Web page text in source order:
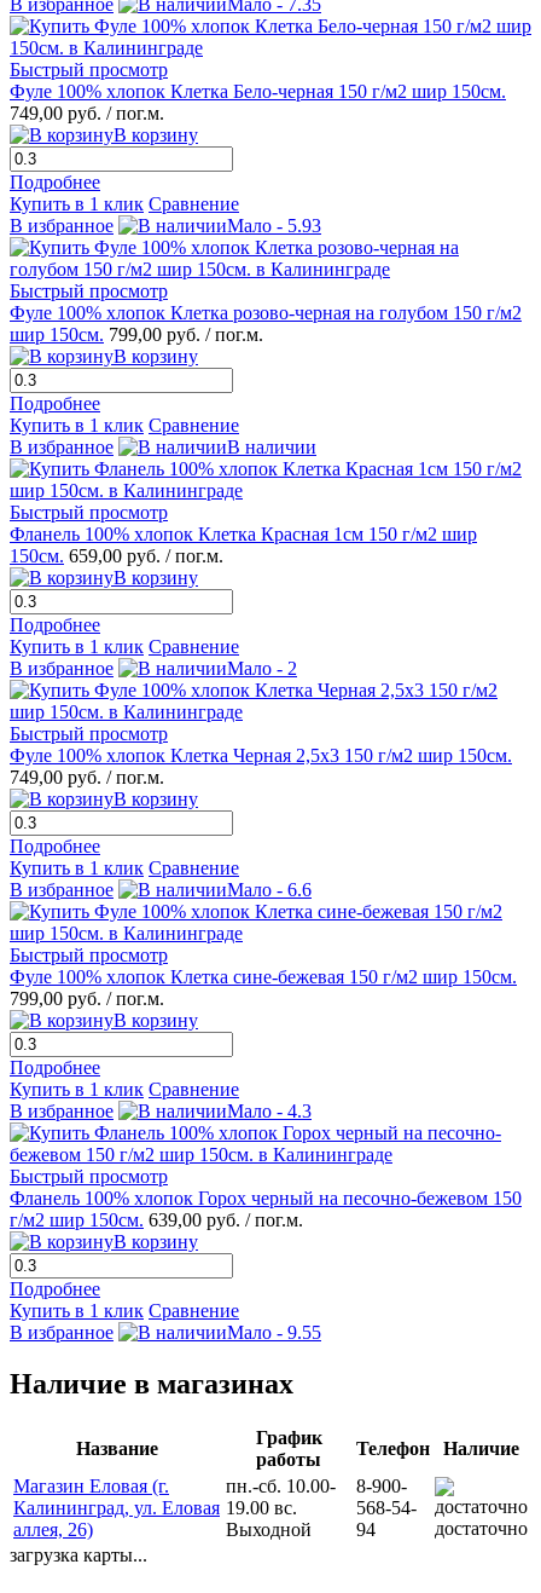
Быстрый просмотр
Фуле 100% хлопок Клетка Бело-черная 150 г/м2 шир 150см.
749,00 руб. / пог.м.
В корзину
Подробнее
Купить в 1 клик Сравнение
В избранное
Мало - 5.93
Быстрый просмотр
Фуле 100% хлопок Клетка розово-черная на голубом 150 г/м2
шир 150см. 799,00 руб. / пог.м.
В корзину
Подробнее
Купить в 1 клик Сравнение
В избранное
В наличии
Быстрый просмотр
Фланель 100% хлопок Клетка Красная 1см 150 г/м2 шир
150см. 659,00 руб. / пог.м.
В корзину
Подробнее
Купить в 1 клик Сравнение
В избранное
Мало - 2
Быстрый просмотр
Фуле 100% хлопок Клетка Черная 2,5х3 150 г/м2 шир 150см.
749,00 руб. / пог.м.
В корзину
Подробнее
Купить в 1 клик Сравнение
В избранное
Мало - 6.6
Быстрый просмотр
Фуле 100% хлопок Клетка сине-бежевая 150 г/м2 шир 150см.
799,00 руб. / пог.м.
В корзину
Подробнее
Купить в 1 клик Сравнение
В избранное
Мало - 4.3
Быстрый просмотр
Фланель 100% хлопок Горох черный на песочно-бежевом 150
г/м2 шир 150см. 639,00 руб. / пог.м.
В корзину
Подробнее
Купить в 1 клик Сравнение
В избранное
Мало - 9.55
Наличие в магазинах
Название
График
работы
Телефон
Наличие
Магазин Еловая (г.
Калининград, ул. Еловая
аллея, 26)
пн.-сб. 10.00-
19.00 вс.
Выходной
8-900-
568-54-
94
достаточно
загрузка карты...